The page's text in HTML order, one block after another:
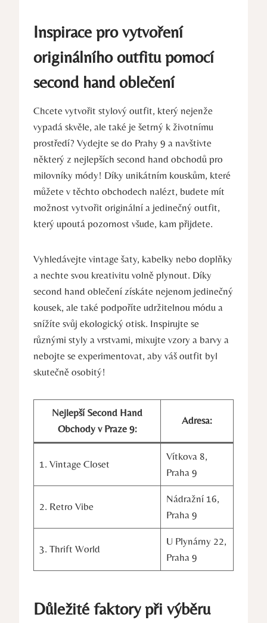
Inspirace pro vytvoření
originálního outfitu pomocí
second hand oblečení
Chcete vytvořit stylový outfit, který nejenže
vypadá skvěle, ale také je šetrný k životnímu
prostředí? Vydejte se do Prahy 9 a navštivte
některý z nejlepších second hand obchodů pro
milovníky módy! Díky unikátním kouskům, které
můžete v těchto obchodech nalézt, budete mít
možnost vytvořit originální a jedinečný outfit,
který upoutá pozornost všude, kam přijdete.
Vyhledávejte vintage šaty, kabelky nebo doplňky
a nechte svou kreativitu volně plynout. Díky
second hand oblečení získáte nejenom jedinečný
kousek, ale také podpoříte udržitelnou módu a
snížíte svůj ekologický otisk. Inspirujte se
různými styly a vrstvami, mixujte vzory a barvy a
nebojte se experimentovat, aby váš outfit byl
skutečně osobitý!
Nejlepší Second Hand
Obchody v Praze 9:
Adresa:
1. Vintage Closet
Vítkova 8,
Praha 9
2. Retro Vibe
Nádražní 16,
Praha 9
3. Thrift World
U Plynárny 22,
Praha 9
Důležité faktory při výběru